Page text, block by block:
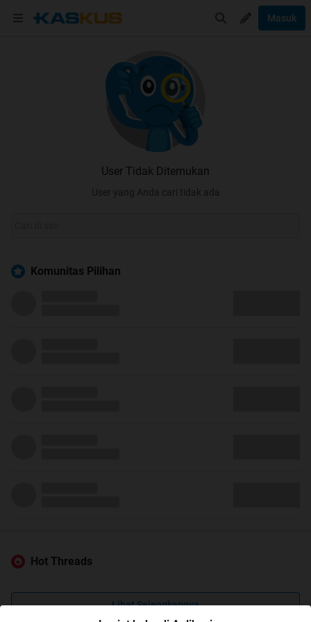
Masuk
User Tidak Ditemukan
User yang Anda cari tidak ada
Komunitas Pilihan
Hot Threads
Lihat Selengkapnya